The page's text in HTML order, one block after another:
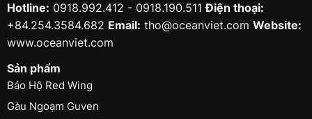
Hotline: 0918.992.412 - 0918.190.511Điện thoại:
+84.254.3584.682 Email: tho@oceanviet.com Website:
www.oceanviet.com
Sản phẩm
Bảo Hộ Red Wing
Gàu Ngoạm Guven